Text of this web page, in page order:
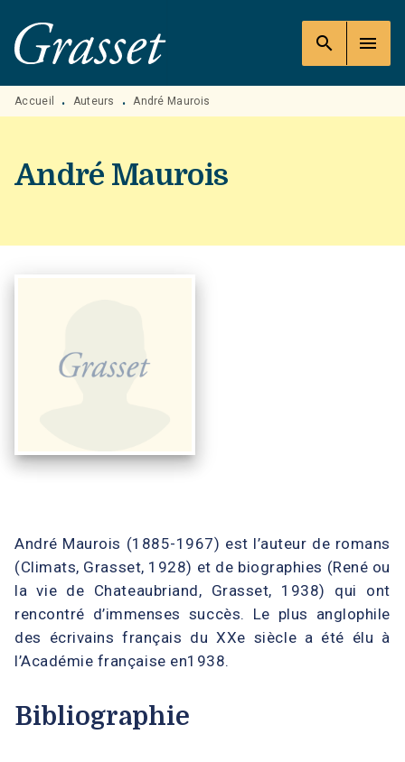
MENU RECHERCHE
PIED DE PAGE
search menu
Accueil • Auteurs • André Maurois
André Maurois
André Maurois (1885-1967) est l’auteur de romans
(Climats, Grasset, 1928) et de biographies (René ou
la vie de Chateaubriand, Grasset, 1938) qui ont
rencontré d’immenses succès. Le plus anglophile
des écrivains français du XXe siècle a été élu à
l’Académie française en1938.
Bibliographie